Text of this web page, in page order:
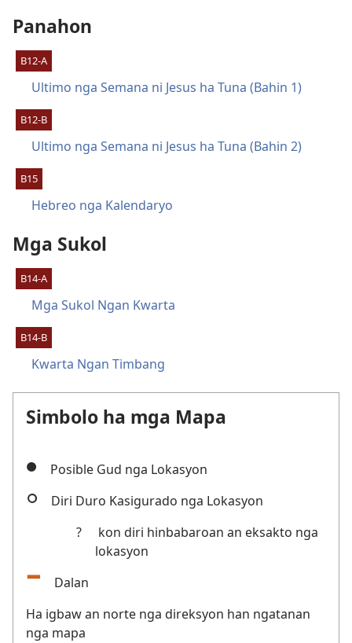
Panahon
B12-A
Ultimo nga Semana ni Jesus ha Tuna (Bahin 1)
B12-B
Ultimo nga Semana ni Jesus ha Tuna (Bahin 2)
B15
Hebreo nga Kalendaryo
Mga Sukol
B14-A
Mga Sukol Ngan Kwarta
B14-B
Kwarta Ngan Timbang
Simbolo ha mga Mapa
Posible Gud nga Lokasyon
Diri Duro Kasigurado nga Lokasyon
?
kon diri hinbabaroan an eksakto nga
lokasyon
Dalan
Ha igbaw an norte nga direksyon han ngatanan
nga mapa